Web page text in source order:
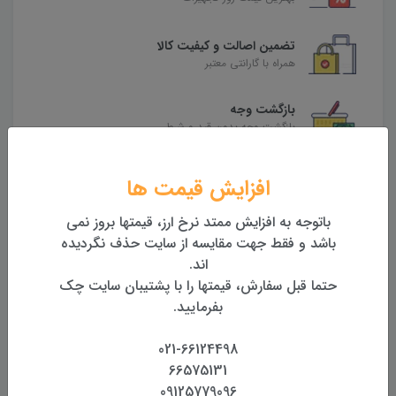
تضمین اصالت و کیفیت کالا
همراه با گارانتی معتبر
بازگشت وجه
بازگشت وجه بدون قید و شرط
محصولات مرتبطافزایش قیمت ها
باتوجه به افزایش ممتد نرخ ارز، قیمتها بروز نمی
باشد و فقط جهت مقایسه از سایت حذف نگردیده
اند.
حتما قبل سفارش، قیمتها را با پشتیبان سایت چک
بفرمایید.
021-66124498
66575131